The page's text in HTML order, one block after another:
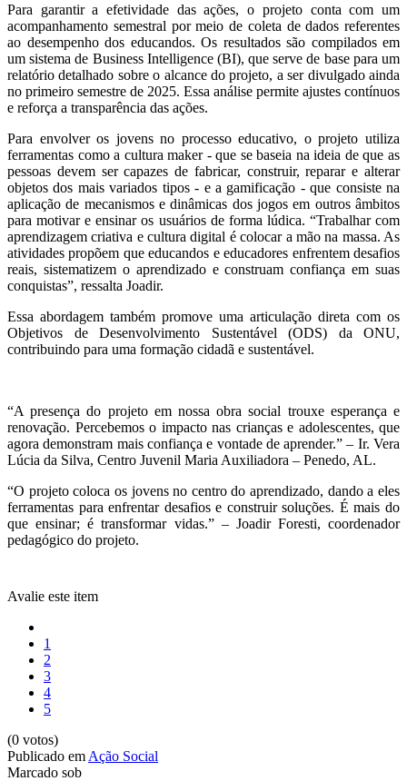
Para garantir a efetividade das ações, o projeto conta com um
acompanhamento semestral por meio de coleta de dados referentes
ao desempenho dos educandos. Os resultados são compilados em
um sistema de Business Intelligence (BI), que serve de base para um
relatório detalhado sobre o alcance do projeto, a ser divulgado ainda
no primeiro semestre de 2025. Essa análise permite ajustes contínuos
e reforça a transparência das ações.
Para envolver os jovens no processo educativo, o projeto utiliza
ferramentas como a cultura maker - que se baseia na ideia de que as
pessoas devem ser capazes de fabricar, construir, reparar e alterar
objetos dos mais variados tipos - e a gamificação - que consiste na
aplicação de mecanismos e dinâmicas dos jogos em outros âmbitos
para motivar e ensinar os usuários de forma lúdica. “Trabalhar com
aprendizagem criativa e cultura digital é colocar a mão na massa. As
atividades propõem que educandos e educadores enfrentem desafios
reais, sistematizem o aprendizado e construam confiança em suas
conquistas”, ressalta Joadir.
Essa abordagem também promove uma articulação direta com os
Objetivos de Desenvolvimento Sustentável (ODS) da ONU,
contribuindo para uma formação cidadã e sustentável.
“A presença do projeto em nossa obra social trouxe esperança e
renovação. Percebemos o impacto nas crianças e adolescentes, que
agora demonstram mais confiança e vontade de aprender.” – Ir. Vera
Lúcia da Silva, Centro Juvenil Maria Auxiliadora – Penedo, AL.
“O projeto coloca os jovens no centro do aprendizado, dando a eles
ferramentas para enfrentar desafios e construir soluções. É mais do
que ensinar; é transformar vidas.” – Joadir Foresti, coordenador
pedagógico do projeto.
Avalie este item
1
2
3
4
5
(0 votos)
Publicado em Ação Social
Marcado sob